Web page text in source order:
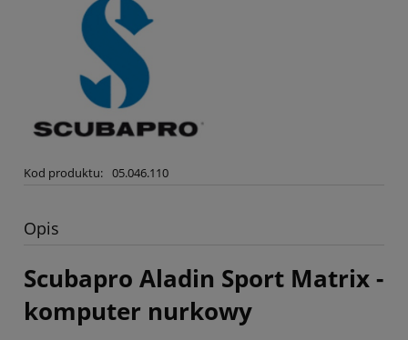
Kod produktu: 05.046.110
Opis
Scubapro Aladin Sport Matrix -
komputer nurkowy